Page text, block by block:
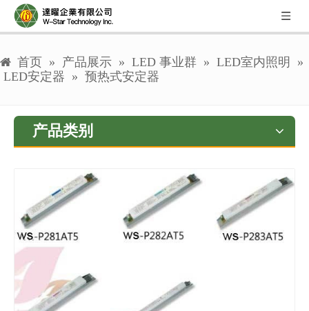
首页 » 产品展示 » LED 事业群 » LED室内照明
»
LED安定器 » 预热式安定器
产品类别